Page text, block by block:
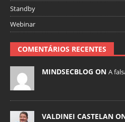
Standby
Webinar
COMENTÁRIOS RECENTES
MINDSECBLOG ON A
VALDINEI CASTELAN